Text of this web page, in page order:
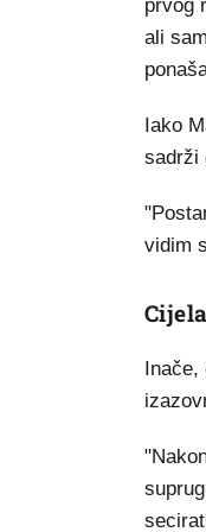
prvog
ali
Iako
sadrži
vidim
Inače,